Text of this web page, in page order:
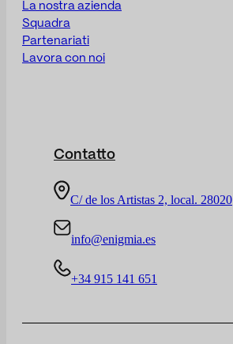
La nostra azienda
Squadra
Partenariati
Lavora con noi
Contatto
C/ de los Artistas 2, local. 28020
info@enigmia.es
+34 915 141 651